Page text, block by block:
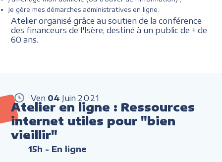
Je gère mes démarches administratives en ligne.
Atelier organisé grâce au soutien de la conférence
des financeurs de l'Isère, destiné à un public de + de
60 ans.
Ven 04 Juin 2021
Atelier en ligne : Ressources
internet utiles pour "bien
vieillir"
15h - En ligne